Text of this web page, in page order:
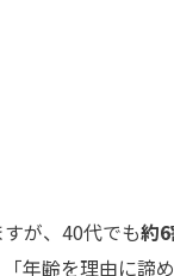
が、40代でも約
年齢を理由に諦